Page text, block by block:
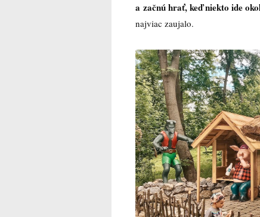
a začnú hrať, keď niekto ide
najviac zaujalo.